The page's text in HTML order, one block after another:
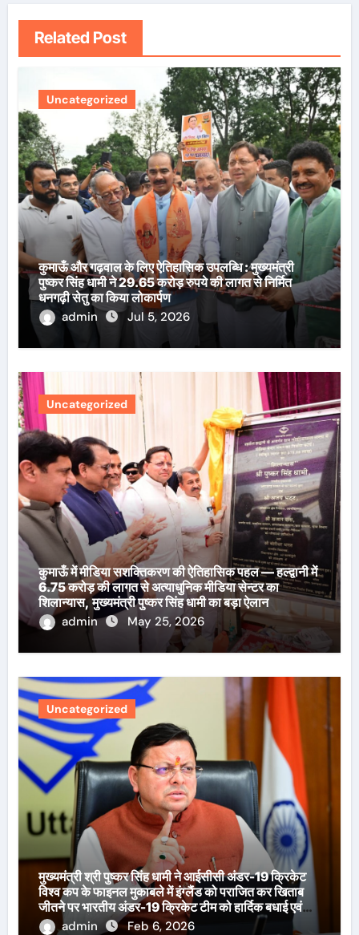
Related Post
Uncategorized
कुमाऊँ और गढ़वाल के लिए ऐतिहासिक उपलब्धि : मुख्यमंत्री
पुष्कर सिंह धामी ने 29.65 करोड़ रुपये की लागत से निर्मित
धनगढ़ी सेतु का किया लोकार्पण
admin
Jul 5, 2026
Uncategorized
कुमाऊँ में मीडिया सशक्तिकरण की ऐतिहासिक पहल — हल्द्वानी में
6.75 करोड़ की लागत से अत्याधुनिक मीडिया सेन्टर का
शिलान्यास, मुख्यमंत्री पुष्कर सिंह धामी का बड़ा ऐलान
admin
May 25, 2026
Uncategorized
मुख्यमंत्री श्री पुष्कर सिंह धामी ने आईसीसी अंडर-19 क्रिकेट
विश्व कप के फाइनल मुकाबले में इंग्लैंड को पराजित कर खिताब
जीतने पर भारतीय अंडर-19 क्रिकेट टीम को हार्दिक बधाई एवं
शुभकामनाएँ दी हैं।
admin Feb 6, 2026